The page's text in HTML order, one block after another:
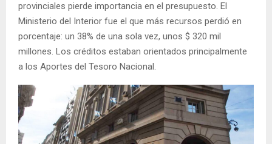
provinciales pierde importancia en el presupuesto. El
Ministerio del Interior fue el que más recursos perdió en
porcentaje: un 38% de una sola vez, unos $ 320 mil
millones. Los créditos estaban orientados principalmente
a los Aportes del Tesoro Nacional.